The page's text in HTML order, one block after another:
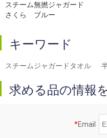
スチーム無撚ジャガード
さくら ブルー
キーワード
スチームジャガードタオル
求める品の情報
*Email